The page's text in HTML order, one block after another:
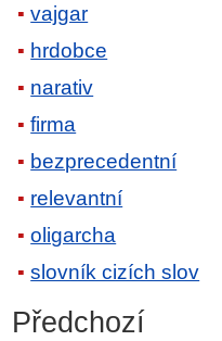
vajgar
hrdobce
narativ
firma
bezprecedentní
relevantní
oligarcha
slovník cizích slov
Předchozí